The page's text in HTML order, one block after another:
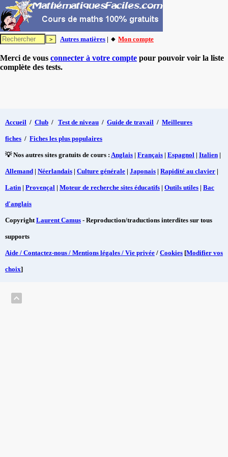
Autres matières | 🔸 Mon compte
Merci de vous connecter à votre compte pour pouvoir voir la liste
complète des tests.
Accueil / Club / Test de niveau / Guide de travail / Meilleures
fiches / Fiches les plus populaires
💡 Nos autres sites gratuits de cours : Anglais | Français | Espagnol | Italien |
Allemand | Néerlandais | Culture générale | Japonais | Rapidité au clavier |
Latin | Provençal | Moteur de recherche sites éducatifs | Outils utiles | Bac
d'anglais
CopyrightLaurent Camus - Reproduction/traductions interdites sur tous
supports
Aide / Contactez-nous / Mentions légales / Vie privée / Cookies [Modifier vos
choix]